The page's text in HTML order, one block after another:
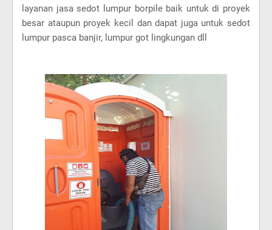
layanan jasa sedot lumpur borpile baik untuk di proyek
besar ataupun proyek kecil dan dapat juga untuk sedot
lumpur pasca banjir, lumpur got lingkungan dll